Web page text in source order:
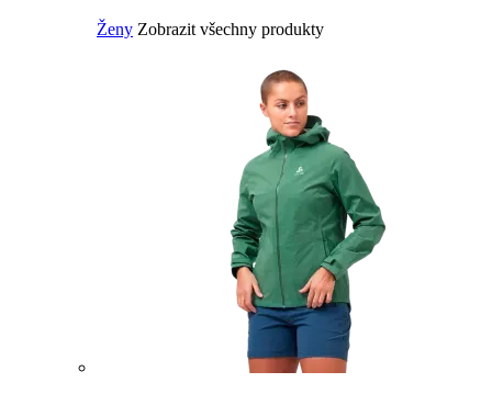
Ženy Zobrazit všechny produkty